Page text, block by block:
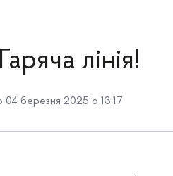
лінія!
04 березня 2025 о 13:17